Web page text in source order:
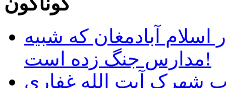
آبادمغان که شبیه
مدارس جنگ زده است!
شهرک آیت الله غفاری